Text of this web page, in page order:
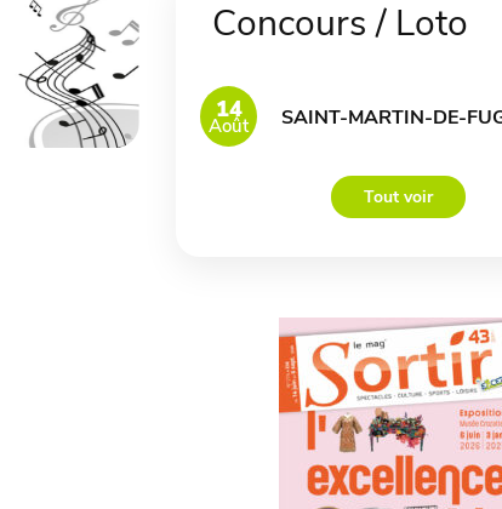
Concours / Loto
14
Août SAINT-MARTIN-DE-
Tout voir